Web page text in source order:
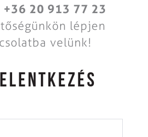
+36 20 913 77 23
lépjen
velünk!